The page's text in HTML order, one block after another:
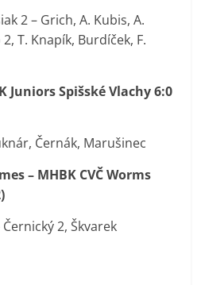
2 – Grich, A. Kubis, A.
T. Knapík, Burdíček, F.
Juniors Spišské Vlachy 6:0
Černák, Marušinec
– MHBK CVČ Worms
2, Škvarek